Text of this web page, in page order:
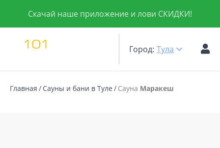
Скачай наше приложение и лови СКИДКИ!
Город: Тула
Главная Сауны и бани в Туле Сауна Маракеш